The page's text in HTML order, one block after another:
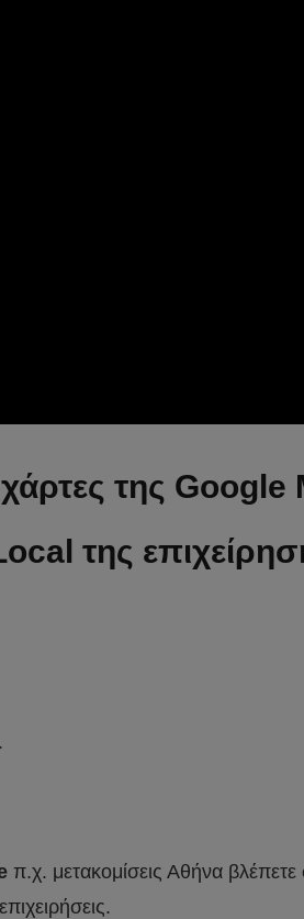
της Google
της
π.χ. μετακομίσεις Αθήνα